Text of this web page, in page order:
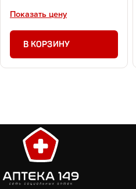
Показать цену
В КОРЗИНУ